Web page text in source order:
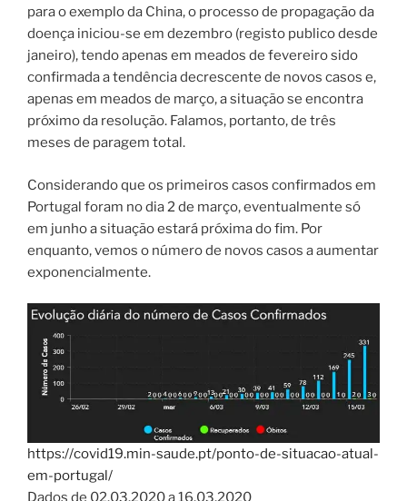
para o exemplo da China, o processo de propagação da
doença iniciou-se em dezembro (registo publico desde
janeiro), tendo apenas em meados de fevereiro sido
confirmada a tendência decrescente de novos casos e,
apenas em meados de março, a situação se encontra
próximo da resolução. Falamos, portanto, de três
meses de paragem total.
Considerando que os primeiros casos confirmados em
Portugal foram no dia 2 de março, eventualmente só
em junho a situação estará próxima do fim. Por
enquanto, vemos o número de novos casos a aumentar
exponencialmente.
https://covid19.min-saude.pt/ponto-de-situacao-atual-
em-portugal/
Dados de 02.03.2020 a 16.03.2020